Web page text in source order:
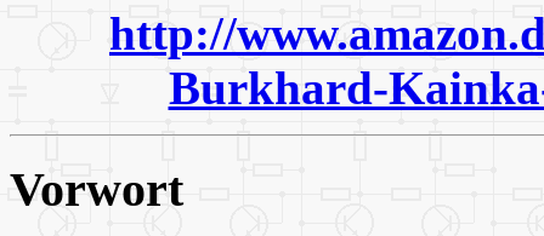
http://
Burkhard-
Vorwort